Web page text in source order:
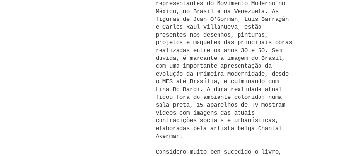
representantes do Movimento Moderno no
México, no Brasil e na Venezuela. As
figuras de Juan O’Gorman, Luis Barragán
e Carlos Raul Villanueva, estão
presentes nos desenhos, pinturas,
projetos e maquetes das principais obras
realizadas entre os anos 30 e 50. Sem
duvida, é marcante a imagem do Brasil,
com uma importante apresentação da
evolução da Primeira Modernidade, desde
o MES até Brasília, e culminando com
Lina Bo Bardi. A dura realidade atual
ficou fora do ambiente colorido: numa
sala preta, 15 aparelhos de TV mostram
vídeos com imagens das atuais
contradições sociais e urbanísticas,
elaboradas pela artista belga Chantal
Akerman.
Considero muito bem sucedido o livro,